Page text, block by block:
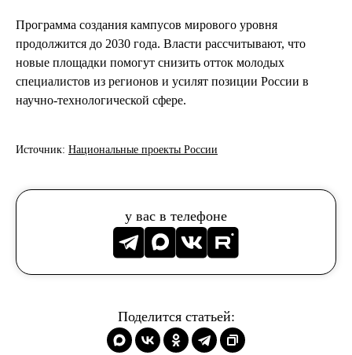
Программа создания кампусов мирового уровня
продолжится до 2030 года. Власти рассчитывают, что
новые площадки помогут снизить отток молодых
специалистов из регионов и усилят позиции России в
научно-технологической сфере.
Источник: Национальные проекты России
у вас в телефоне
Поделится статьей: